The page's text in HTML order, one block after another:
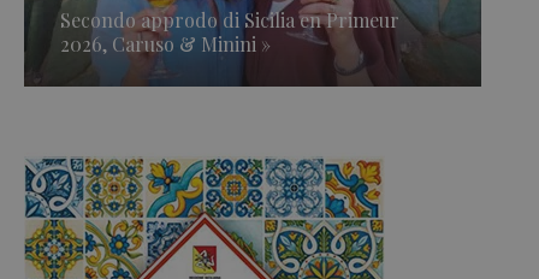
Secondo approdo di Sicilia en Primeur
2026, Caruso & Minini »